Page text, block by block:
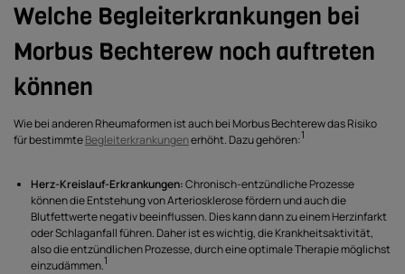
Welche Begleiterkrankungen bei
Morbus Bechterew noch auftreten
können
Wie bei anderen Rheumaformen ist auch bei Morbus Bechterew das Risiko
für bestimmteBegleiterkrankungenerhöht. Dazu gehören:1
Herz-Kreislauf-Erkrankungen:Chronisch-entzündliche Prozesse
können die Entstehung von Arteriosklerose fördern und auch die
Blutfettwerte negativ beeinflussen. Dies kann dann zu einem Herzinfarkt
oder Schlaganfall führen. Daher ist es wichtig, die Krankheitsaktivität,
also die entzündlichen Prozesse, durch eine optimale Therapie möglichst
einzudämmen.1